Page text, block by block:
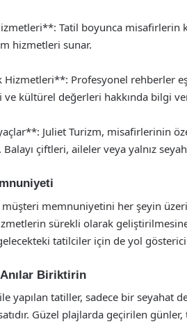
Tatil boyunca misafirlerin
hizmetleri sunar.
Profesyonel rehberler
kültürel değerleri hakkında bilgi
Juliet Turizm, misafirlerinin
Balayı çiftleri, aileler veya yalnız
müşteri memnuniyetini her şeyin
sürekli olarak
tatilciler için de yol
Biriktirin
yapılan tatiller, sadece bir seyahat
Güzel plajlarda geçirilen